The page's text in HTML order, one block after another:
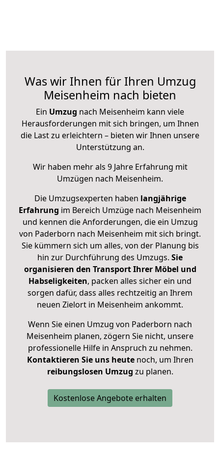
Was wir Ihnen für Ihren Umzug
Meisenheim nach bieten
Ein Umzug nach Meisenheim kann viele
Herausforderungen mit sich bringen, um Ihnen
die Last zu erleichtern – bieten wir Ihnen unsere
Unterstützung an.
Wir haben mehr als 9 Jahre Erfahrung mit
Umzügen nach Meisenheim.
Die Umzugsexperten haben langjährige
Erfahrung im Bereich Umzüge nach Meisenheim
und kennen die Anforderungen, die ein Umzug
von Paderborn nach Meisenheim mit sich bringt.
Sie kümmern sich um alles, von der Planung bis
hin zur Durchführung des Umzugs. Sie
organisieren den Transport Ihrer Möbel und
Habseligkeiten, packen alles sicher ein und
sorgen dafür, dass alles rechtzeitig an Ihrem
neuen Zielort in Meisenheim ankommt.
Wenn Sie einen Umzug von Paderborn nach
Meisenheim planen, zögern Sie nicht, unsere
professionelle Hilfe in Anspruch zu nehmen.
Kontaktieren Sie uns heutenoch, um Ihren
reibungslosen Umzug zu planen.
Kostenlose Angebote erhalten